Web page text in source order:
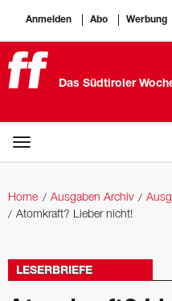
Anmelden Abo Werbung
Das Südtiroler
Home Ausgaben Archiv
Atomkraft? Lieber nicht!
LESERBRIEFE